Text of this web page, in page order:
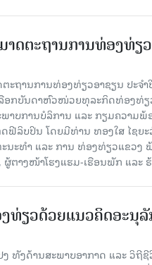
ດຕະຖານການທ່ອງທ່ຽ
ະຖານການທ່ອງທ່ຽວອາຊຽນ ປະຈ
ອກບັນດາຫົວໜ່ວຍທຸລະກິດທ່ອງທ່ຽ
າບການບໍລິການ ແລະ ກຽມຄວາມ
ດຟີລິບປິນ ໂດຍມີທ່ານ ທອງໃສ ໄຊຍ
ະທຳ ແລະ ການ ທ່ອງທ່ຽວແຂວງ
າງໜ້າໂຮງແຮມ-ເຮືອນພັກ ແລະ
ທ່ຽວດ້ວຍແນວຄິດອະນຸ
ທັງດ້ານສະພາບອາກາດ ແລະ ວິ